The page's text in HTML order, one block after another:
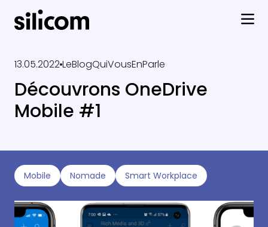
13.05.2022LeBlogQuiVousEnParle
Découvrons OneDrive
Mobile #1
Mobile Nomade Smart Workplace